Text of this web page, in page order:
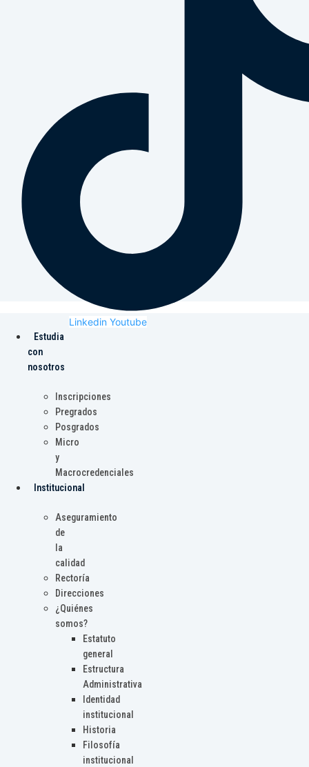
Linkedin Youtube
Estudia
con
nosotros
Inscripciones
Pregrados
Posgrados
Micro
y
Macrocredenciales
Institucional
Aseguramiento
de
la
calidad
Rectoría
Direcciones
¿Quiénes
somos?
Estatuto
general
Estructura
Administrativa
Identidad
institucional
Historia
Filosofía
institucional